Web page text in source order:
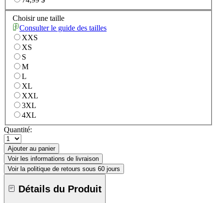
Choisir une taille
Consulter le guide des tailles
XXS
XS
S
M
L
XL
XXL
3XL
4XL
Quantité:
Ajouter au panier
Voir les informations de livraison
Voir la politique de retours sous 60 jours
Détails du Produit